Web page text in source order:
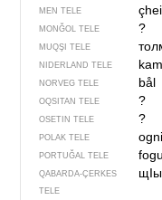
MEN TELE
MONĞOL TELE ?
MUQŞI TELE
NIDERLAND TELE
NORVEG TELE bål
OQSITAN TELE ?
OSETIN TELE ?
POLAK TELE
PORTUĞAL TELE
QABARDA-ÇERKES
TELE